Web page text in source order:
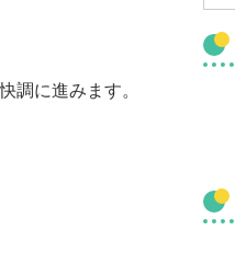
調に進みます。